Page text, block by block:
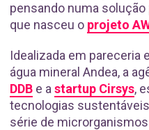
pensando numa
que nasceu o projeto
Idealizada em pareceria
água mineral Andea, a
DDB e a startup Cirsys,
tecnologias
série de